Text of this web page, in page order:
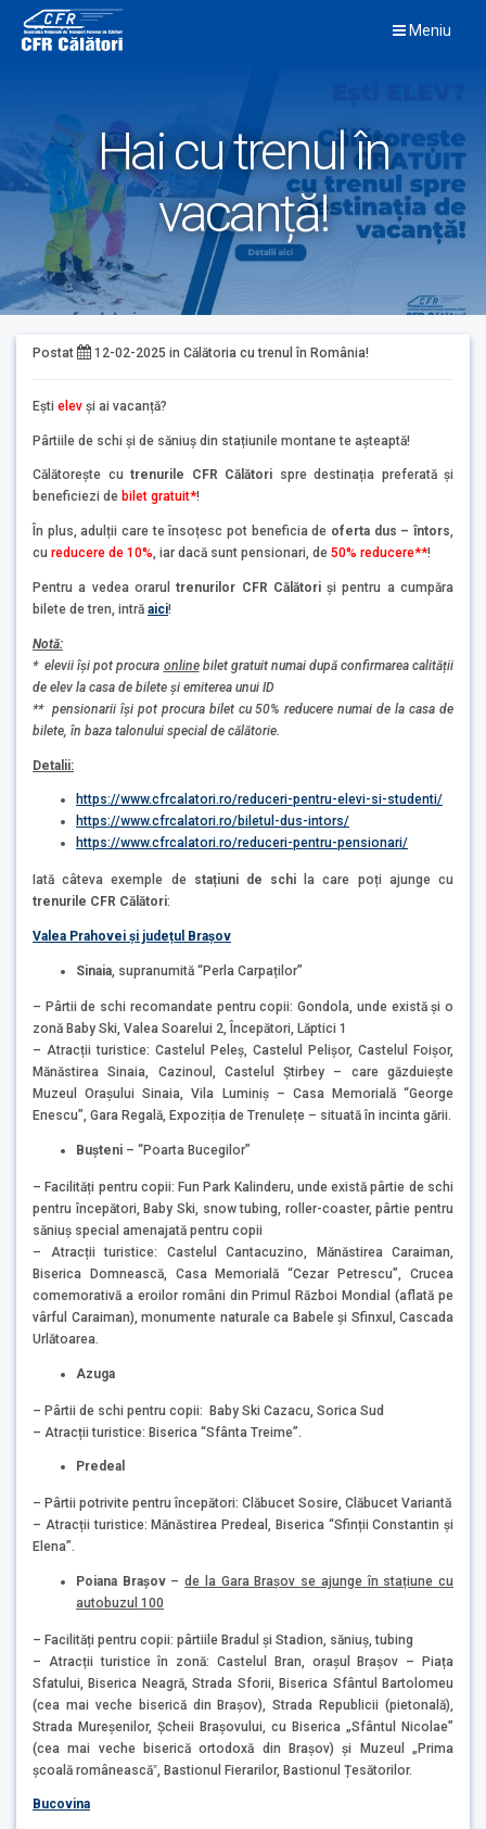
content
Meniu
Hai cu trenul în
vacanță!
Postat 12-02-2025 in Călătoria cu trenul în România!
Ești elev și ai vacanță?
Pârtiile de schi și de săniuș din stațiunile montane te așteaptă!
Călătorește cu trenurile CFR Călători spre destinația preferată și
beneficiezi de bilet gratuit*!
În plus, adulții care te însoțesc pot beneficia de oferta dus – întors,
cu reducere de 10%, iar dacă sunt pensionari, de 50% reducere**!
Pentru a vedea orarultrenurilor CFR Călătorişi pentru a cumpăra
bilete de tren, intră aici!
Notă:
* elevii își pot procura onlinebilet gratuit numai după confirmarea calității
de elev la casa de bilete și emiterea unui ID
** pensionarii își pot procura bilet cu 50% reducere numai de la casa de
bilete, în baza talonului special de călătorie.
Detalii:
https://www.cfrcalatori.ro/reduceri-pentru-elevi-si-studenti/
https://www.cfrcalatori.ro/biletul-dus-intors/
https://www.cfrcalatori.ro/reduceri-pentru-pensionari/
Iată câteva exemple de stațiuni de schi la care poți ajunge cu
trenurile CFR Călători:
Valea Prahovei și județul Brașov
Sinaia , supranumită “Perla Carpaților”
– Pârtii de schi recomandate pentru copii: Gondola, unde există și o
zonă Baby Ski, Valea Soarelui 2, Începători, Lăptici 1
– Atracții turistice: Castelul Peleș, Castelul Pelișor, Castelul Foișor,
Mănăstirea Sinaia, Cazinoul, Castelul Știrbey – care găzduiește
Muzeul Orașului Sinaia, Vila Luminiș – Casa Memorială “George
Enescu”, Gara Regală, Expoziția de Trenulețe – situată în incinta gării.
Bușteni – “Poarta Bucegilor”
– Facilități pentru copii: Fun Park Kalinderu, unde există pârtie de schi
pentru începători, Baby Ski, snow tubing, roller-coaster, pârtie pentru
săniuș special amenajată pentru copii
– Atracții turistice: Castelul Cantacuzino, Mănăstirea Caraiman,
Biserica Domnească, Casa Memorială “Cezar Petrescu”, Crucea
comemorativă a eroilor români din Primul Război Mondial (aflată pe
vârful Caraiman), monumente naturale ca Babele și Sfinxul, Cascada
Urlătoarea.
Azuga
– Pârtii de schi pentru copii: Baby Ski Cazacu, Sorica Sud
– Atracții turistice: Biserica “Sfânta Treime”.
Predeal
– Pârtii potrivite pentru începători: Clăbucet Sosire, Clăbucet Variantă
– Atracții turistice: Mănăstirea Predeal, Biserica “Sfinții Constantin și
Elena”.
Poiana Brașov –de la Gara Brașov se ajunge în stațiune cu
autobuzul 100
– Facilități pentru copii: pârtiile Bradul și Stadion, săniuș, tubing
– Atracții turistice în zonă: Castelul Bran, orașul Brașov – Piața
Sfatului, Biserica Neagră, Strada Sforii, Biserica Sfântul Bartolomeu
(cea mai veche biserică din Brașov), Strada Republicii (pietonală),
Strada Mureșenilor, Șcheii Brașovului, cu Biserica „Sfântul Nicolae”
(cea mai veche biserică ortodoxă din Brașov) și Muzeul „Prima
școală româneascăˮ, Bastionul Fierarilor, Bastionul Țesătorilor.
Bucovina